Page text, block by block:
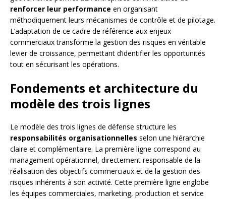
renforcer leur performance en organisant
méthodiquement leurs mécanismes de contrôle et de pilotage.
L’adaptation de ce cadre de référence aux enjeux
commerciaux transforme la gestion des risques en véritable
levier de croissance, permettant d’identifier les opportunités
tout en sécurisant les opérations.
Fondements et architecture du
modèle des trois lignes
Le modèle des trois lignes de défense structure les
responsabilités organisationnelles selon une hiérarchie
claire et complémentaire. La première ligne correspond au
management opérationnel, directement responsable de la
réalisation des objectifs commerciaux et de la gestion des
risques inhérents à son activité. Cette première ligne englobe
les équipes commerciales, marketing, production et service